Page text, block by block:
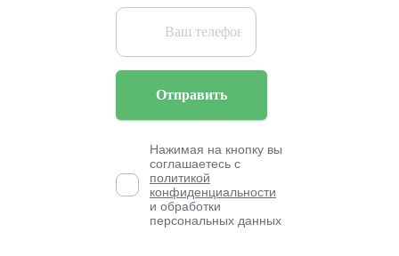
Отправить
Нажимая на кнопку вы
соглашаетесь с
политикой
конфиденциальности
и обработки
персональных данных